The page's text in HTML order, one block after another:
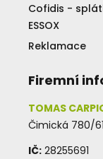
Cofidis -
ESSOX
Reklamace
Firemní
TOMAS
Čimická 780/
IČ: 28255691